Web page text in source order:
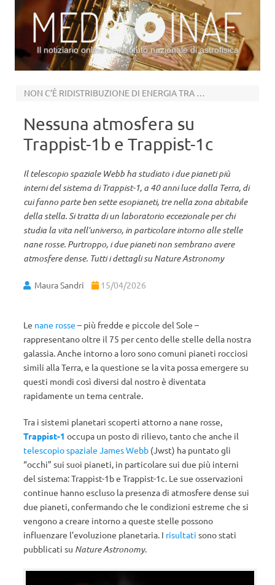
Il notiziario online dell’Istituto nazionale di astrofisica
NON C’È RIDISTRIBUZIONE DI ENERGIA TRA I DUE LATI DEI PIANETI
Nessuna atmosfera su
Trappist-1b e Trappist-1c
Il telescopio spaziale Webb ha studiato i due pianeti più
interni del sistema di Trappist-1, a 40 anni luce dalla Terra, di
cui fanno parte ben sette esopianeti, tre nella zona abitabile
della stella. Si tratta di un laboratorio eccezionale per chi
studia la vita nell’universo, in particolare intorno alle stelle
nane rosse. Purtroppo, i due pianeti non sembrano avere
atmosfere dense. Tutti i dettagli su Nature Astronomy
Maura Sandri 15/04/2026
Le nane rosse – più fredde e piccole del Sole –
rappresentano oltre il 75 per cento delle stelle della nostra
galassia. Anche intorno a loro sono comuni pianeti rocciosi
simili alla Terra, e la questione se la vita possa emergere su
questi mondi così diversi dal nostro è diventata
rapidamente un tema centrale.
Tra i sistemi planetari scoperti attorno a nane rosse,
Trappist-1 occupa un posto di rilievo, tanto che anche il
telescopio spaziale James Webb (Jwst) ha puntato gli
“occhi” sui suoi pianeti, in particolare sui due più interni
del sistema: Trappist-1b e Trappist-1c. Le sue osservazioni
continue hanno escluso la presenza di atmosfere dense sui
due pianeti, confermando che le condizioni estreme che si
vengono a creare intorno a queste stelle possono
influenzare l’evoluzione planetaria. I risultati sono stati
pubblicati su Nature Astronomy.